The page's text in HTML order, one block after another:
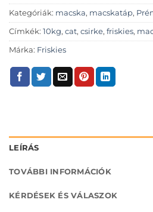
Kategóriák: macska, macskatáp,
Címkék: 10kg, cat, csirke, friskies,
Márka: Friskies
LEÍRÁS
TOVÁBBI INFORMÁCIÓK
KÉRDÉSEK ÉS VÁLASZOK